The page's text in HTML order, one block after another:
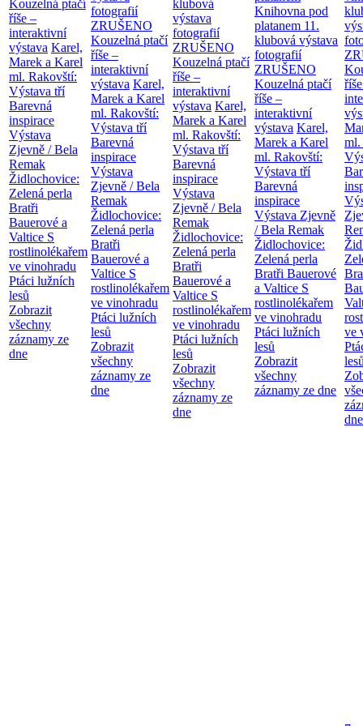
Kouzelná ptačí
říše –
interaktivní
výstava Karel,
Marek a Karel
ml. Rakovští:
Výstava tří
Barevná
inspirace
Výstava
Zjevně / Bela
Remak
Židlochovice:
Zelená perla
Bratři
Bauerové a
Valtice S
rostlinolékařem
ve vinohradu
Ptáci lužních
lesů
Zobrazit
všechny
záznamy ze
dne
fotografií
ZRUŠENO
Kouzelná ptačí
říše –
interaktivní
výstava Karel,
Marek a Karel
ml. Rakovští:
Výstava tří
Barevná
inspirace
Výstava
Zjevně / Bela
Remak
Židlochovice:
Zelená perla
Bratři
Bauerové a
Valtice S
rostlinolékařem
ve vinohradu
Ptáci lužních
lesů
Zobrazit
všechny
záznamy ze
dne
klubová
výstava
fotografií
ZRUŠENO
Kouzelná ptačí
říše –
interaktivní
výstava Karel,
Marek a Karel
ml. Rakovští:
Výstava tří
Barevná
inspirace
Výstava
Zjevně / Bela
Remak
Židlochovice:
Zelená perla
Bratři
Bauerové a
Valtice S
rostlinolékařem
ve vinohradu
Ptáci lužních
lesů
Zobrazit
všechny
záznamy ze
dne
Knihovna pod
platanem 11.
klubová výstava
fotografií
ZRUŠENO
Kouzelná ptačí
říše –
interaktivní
výstava Karel,
Marek a Karel
ml. Rakovští:
Výstava tří
Barevná
inspirace
Výstava Zjevně
/ Bela Remak
Židlochovice:
Zelená perla
Bratři Bauerové
a Valtice S
rostlinolékařem
ve vinohradu
Ptáci lužních
lesů
Zobrazit
všechny
záznamy ze dne
ml.
ve
dne